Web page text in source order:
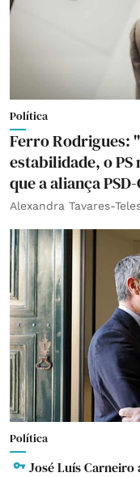
Política
Ferro Rodrigues:
estabilidade, o
que a aliança
Alexandra Tavares-
Política
José Luís Carneiro